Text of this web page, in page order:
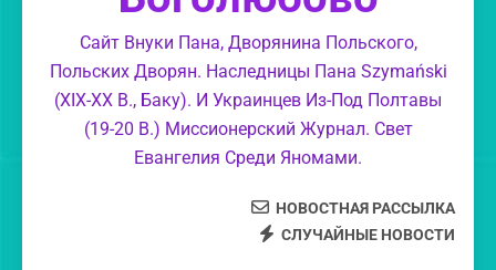
Великолепие Божие.
Обличение еретиков, уклонившихся в
суемудрие.
Свет Православия.
Сайт Внуки Пана, Дворянина Польского,
Польских Дворян. Наследницы Пана Szymański
(XIX-XX В., Баку). И Украинцев Из-Под Полтавы
(19-20 В.) Миссионерский Журнал. Свет
Евангелия Среди Яномами.
НОВОСТНАЯ РАССЫЛКА
СЛУЧАЙНЫЕ НОВОСТИ